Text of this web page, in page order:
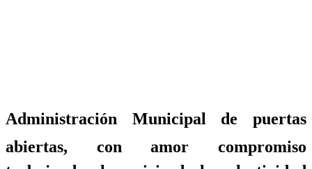
Administración Municipal de puertas
abiertas, con amor compromiso